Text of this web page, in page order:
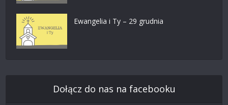
Ewangelia i Ty – 29 grudnia
Dołącz do nas na facebooku